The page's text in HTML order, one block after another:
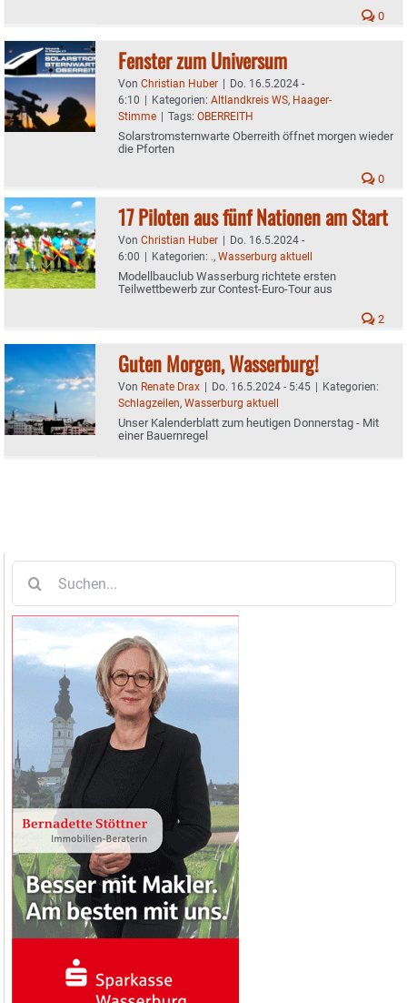
0
Fenster zum Universum
Von Christian Huber | Do. 16.5.2024 -
6:10 | Kategorien: Altlandkreis WS, Haager-
Stimme | Tags: OBERREITH
Solarstromsternwarte Oberreith öffnet morgen wieder
die Pforten
0
17 Piloten aus fünf Nationen am Start
Von Christian Huber | Do. 16.5.2024 -
6:00 | Kategorien: ., Wasserburg aktuell
Modellbauclub Wasserburg richtete ersten
Teilwettbewerb zur Contest-Euro-Tour aus
2
Guten Morgen, Wasserburg!
Von Renate Drax | Do. 16.5.2024 - 5:45 | Kategorien:
Schlagzeilen, Wasserburg aktuell
Unser Kalenderblatt zum heutigen Donnerstag - Mit
einer Bauernregel
nach: